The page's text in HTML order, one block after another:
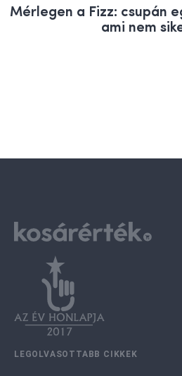
Mérlegen a Fizz: csupán
ami nem
LEGOLVASOTTABB CIKKEK